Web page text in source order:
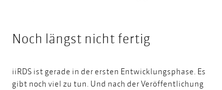
Noch längst nicht fertig
iiRDS ist gerade in der ersten Entwicklungsphase. Es
gibt noch viel zu tun. Und nach der Veröffentlichung